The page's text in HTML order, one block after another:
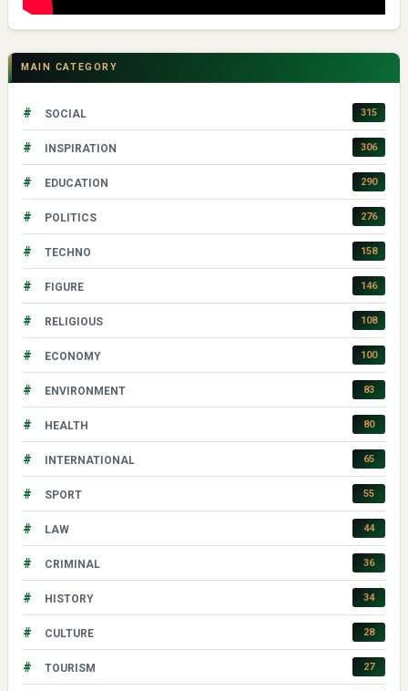
MAIN CATEGORY
# SOCIAL 315
# INSPIRATION 306
# EDUCATION 290
# POLITICS 276
# TECHNO 158
# FIGURE 146
# RELIGIOUS 108
# ECONOMY 100
# ENVIRONMENT 83
# HEALTH 80
# INTERNATIONAL 65
# SPORT 55
# LAW 44
# CRIMINAL 36
# HISTORY 34
# CULTURE 28
# TOURISM 27